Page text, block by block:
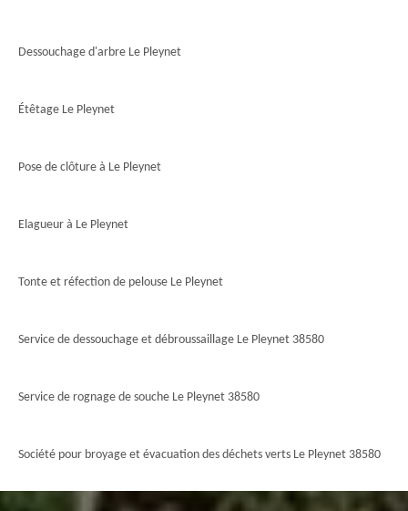
Dessouchage d'arbre Le Pleynet
Étêtage Le Pleynet
Pose de clôture à Le Pleynet
Elagueur à Le Pleynet
Tonte et réfection de pelouse Le Pleynet
Service de dessouchage et débroussaillage Le Pleynet 38580
Service de rognage de souche Le Pleynet 38580
Société pour broyage et évacuation des déchets verts Le Pleynet 38580